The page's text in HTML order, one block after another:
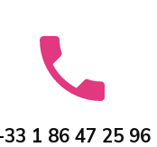
1 86 47 25 96